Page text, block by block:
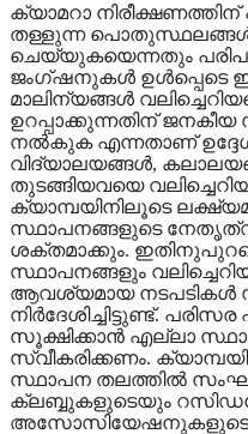
ക്യാമറാ
തള്ളുന്ന പൊതുസ്ഥലങ്ങള്‍
ചെയ്യുകയെന്നതും
ജംഗ്ഷനുകള്‍ ഉള്‍പ്പെടെ
മാലിന്യങ്ങള്‍
ഉറപ്പാക്കുന്നതിന്
നല്‍കുക എന്നതാണ്
വിദ്യാലയങ്ങള്‍,
തുടങ്ങിയവയെ
ക്യാമ്പയിനിലൂടെ
സ്ഥാപനങ്ങളുടെ
ശക്തമാക്കും.
സ്ഥാപനങ്ങളും
ആവശ്യമായ നടപടികള്‍
നിര്‍ദേശിച്ചിട്ടുണ്ട്.
സൂക്ഷിക്കാന്‍ എല്ലാ
സ്വീകരിക്കണം.
സ്ഥാപന തലത്തില്‍
ക്ലബ്ബുകളുടെയും
അസോസിയേഷനുകളുടെയും